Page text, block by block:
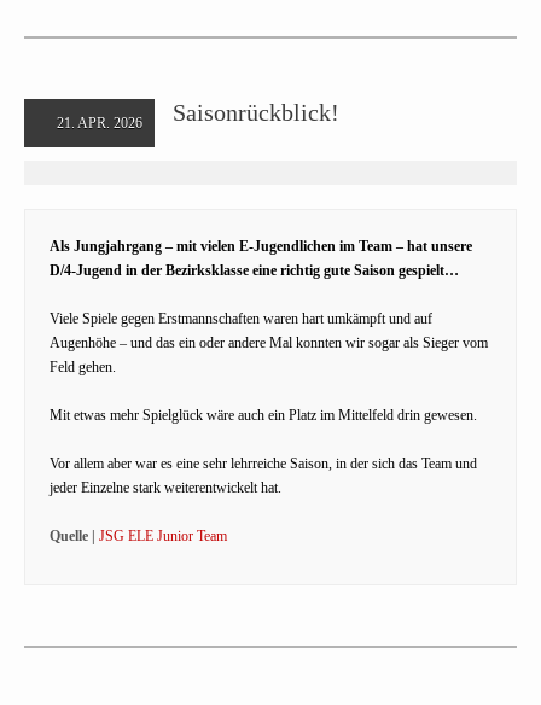
21. APR. 2026 Saisonrückblick!
Als Jungjahrgang – mit vielen E-Jugendlichen im Team – hat unsere
D/4-Jugend in der Bezirksklasse eine richtig gute Saison gespielt…
Viele Spiele gegen Erstmannschaften waren hart umkämpft und auf
Augenhöhe – und das ein oder andere Mal konnten wir sogar als Sieger vom
Feld gehen.
Mit etwas mehr Spielglück wäre auch ein Platz im Mittelfeld drin gewesen.
Vor allem aber war es eine sehr lehrreiche Saison, in der sich das Team und
jeder Einzelne stark weiterentwickelt hat.
Quelle | JSG ELE Junior Team